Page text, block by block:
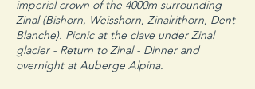
imperial crown of the 4000m surrounding
Zinal (Bishorn, Weisshorn, Zinalrithorn, Dent
Blanche). Picnic at the clave under Zinal
glacier - Return to Zinal - Dinner and
overnight at Auberge Alpina.